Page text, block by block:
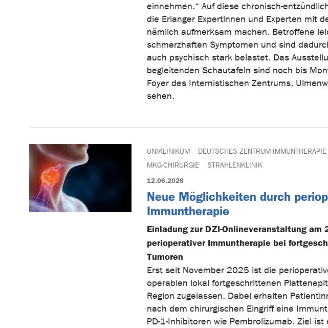
einnehmen.“ Auf diese chronisch-
die Erlanger Expertinnen und Experten mit
nämlich aufmerksam machen. Betroffene
schmerzhaften Symptomen und sind
auch psychisch stark belastet. Das
begleitenden Schautafeln sind noch bis
Foyer des Internistischen Zentrums,
sehen.
UNIKLINIKUM DEUTSCHES ZENTRUM IMMUNTHERAPIE
MKG-CHIRURGIE
STRAHLENKLINIK
12.06.2026
Neue Möglichkeiten durch
Immuntherapie
Einladung zur DZI-Onlineveranstaltung am
perioperativer Immuntherapie bei
Tumoren
Erst seit November 2025 ist die
operablen lokal fortgeschrittenen
Region zugelassen. Dabei erhalten
nach dem chirurgischen Eingriff eine
PD-1-Inhibitoren wie Pembrolizumab. Ziel